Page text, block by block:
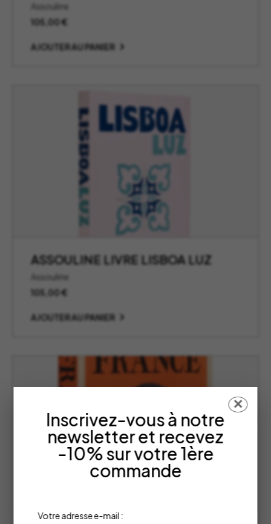
Assouline
105,00€
AJOUTER AU PANIER
ASSOULINE LIVRE LISBOA LUZ
Assouline
105,00€
AJOUTER AU PANIER
Inscrivez-vous à notre
newsletter et recevez
-10% sur votre 1ère
commande
Votre adresse e-mail :
✕